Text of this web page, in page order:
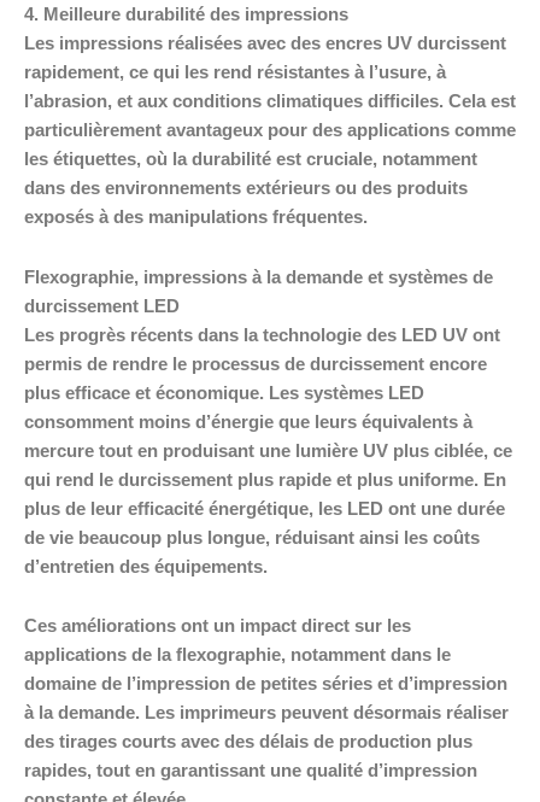
4. Meilleure durabilité des impressions
Les impressions réalisées avec des encres UV durcissent
rapidement, ce qui les rend résistantes à l’usure, à
l’abrasion, et aux conditions climatiques difficiles. Cela est
particulièrement avantageux pour des applications comme
les étiquettes, où la durabilité est cruciale, notamment
dans des environnements extérieurs ou des produits
exposés à des manipulations fréquentes.
Flexographie, impressions à la demande et systèmes de
durcissement LED
Les progrès récents dans la technologie des LED UV ont
permis de rendre le processus de durcissement encore
plus efficace et économique. Les systèmes LED
consomment moins d’énergie que leurs équivalents à
mercure tout en produisant une lumière UV plus ciblée, ce
qui rend le durcissement plus rapide et plus uniforme. En
plus de leur efficacité énergétique, les LED ont une durée
de vie beaucoup plus longue, réduisant ainsi les coûts
d’entretien des équipements.
Ces améliorations ont un impact direct sur les
applications de la flexographie, notamment dans le
domaine de l’impression de petites séries et d’impression
à la demande. Les imprimeurs peuvent désormais réaliser
des tirages courts avec des délais de production plus
rapides, tout en garantissant une qualité d’impression